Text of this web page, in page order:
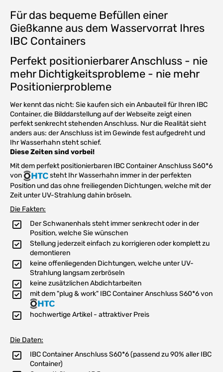
Für das bequeme Befüllen einer
Gießkanne aus dem Wasservorrat Ihres
IBC Containers
Perfekt positionierbarer Anschluss - nie
mehr Dichtigkeitsprobleme - nie mehr
Positionierprobleme
Wer kennt das nicht: Sie kaufen sich ein Anbauteil für Ihren IBC
Container, die Bilddarstellung auf der Webseite zeigt einen
perfekt senkrecht stehenden Anschluss. Nur die Realität sieht
anders aus: der Anschluss ist im Gewinde fest aufgedreht und
Ihr Wasserhahn steht schief.
Diese Zeiten sind vorbei!
Mit dem perfekt positionierbaren IBC Container Anschluss S60*6
von
steht Ihr Wasserhahn immer in der perfekten
Position und das ohne freiliegenden Dichtungen, welche mit der
Zeit unter UV-Strahlung dahin bröseln.
Die Fakten:
Der Schwanenhals steht immer senkrecht oder in der
Position, welche Sie wünschen
Stellung jederzeit einfach zu korrigieren oder komplett zu
demontieren
keine offenliegenden Dichtungen, welche unter UV-
Strahlung langsam zerbröseln
keine zusätzlichen Abdichtarbeiten
mit dem "plug & work" IBC Container Anschluss S60*6 von
hochwertige Artikel - attraktiver Preis
Die Daten:
IBC Container Anschluss S60*6 (passend zu 90% aller IBC
Container)